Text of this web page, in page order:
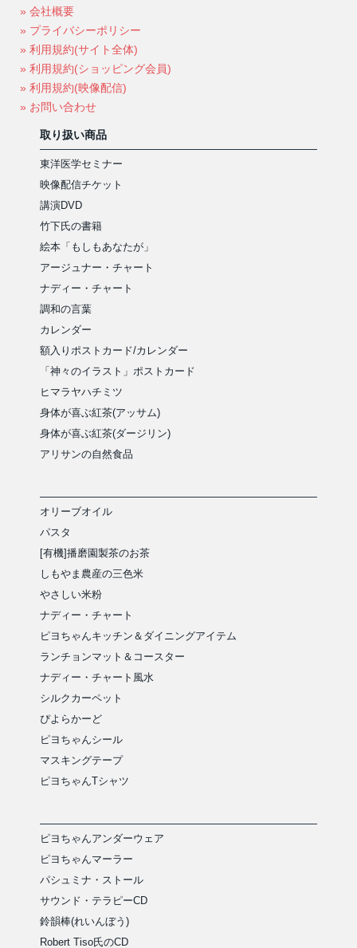
» 会社概要
» プライバシーポリシー
» 利用規約(サイト全体)
» 利用規約(ショッピング会員)
» 利用規約(映像配信)
» お問い合わせ
取り扱い商品
東洋医学セミナー
映像配信チケット
講演DVD
竹下氏の書籍
絵本「もしもあなたが」
アージュナー・チャート
ナディー・チャート
調和の言葉
カレンダー
額入りポストカード/カレンダー
「神々のイラスト」ポストカード
ヒマラヤハチミツ
身体が喜ぶ紅茶(アッサム)
身体が喜ぶ紅茶(ダージリン)
アリサンの自然食品
オリーブオイル
パスタ
[有機]播磨園製茶のお茶
しもやま農産の三色米
やさしい米粉
ナディー・チャート
ピヨちゃんキッチン＆ダイニングアイテム
ランチョンマット＆コースター
ナディー・チャート風水
シルクカーペット
ぴよらかーど
ピヨちゃんシール
マスキングテープ
ピヨちゃんTシャツ
ピヨちゃんアンダーウェア
ピヨちゃんマーラー
パシュミナ・ストール
サウンド・テラピーCD
鈴韻棒(れいんぼう)
Robert Tiso氏のCD